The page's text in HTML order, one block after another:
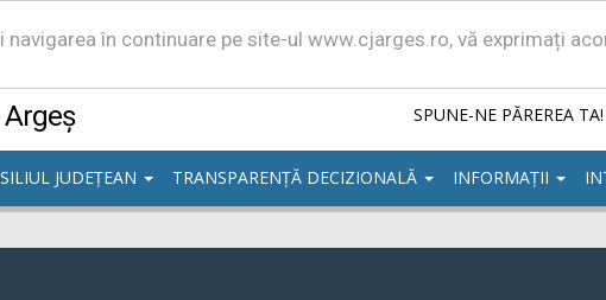
în continuare pe site-ul www.cjarges.ro, vă exprimați
SPUNE-NE PĂREREA TA!
JUDEȚEAN TRANSPARENȚĂ DECIZIONALĂ INFORMAȚII